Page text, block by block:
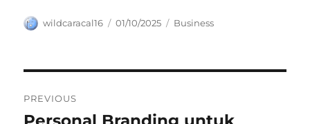
Author
wildcaracal16
Posted
01/10/2025 Categories
Business
pos
PREVIOUS
Previous